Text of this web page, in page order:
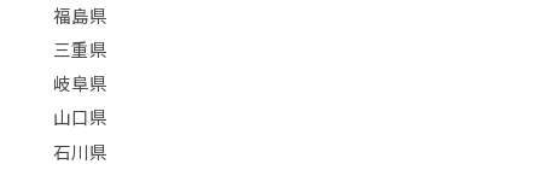
福島県
三重県
岐阜県
山口県
石川県